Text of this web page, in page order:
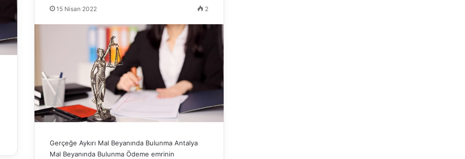
15 Nisan 2022 2
Gerçeğe Aykırı Mal Beyanında Bulunma Antalya
Mal Beyanında Bulunma Ödeme emrinin